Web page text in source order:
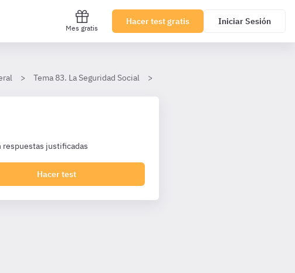
Mes gratis
Hacer test gratis Iniciar Sesión
Tema 83. La Seguridad Social
respuestas justificadas
Hacer test